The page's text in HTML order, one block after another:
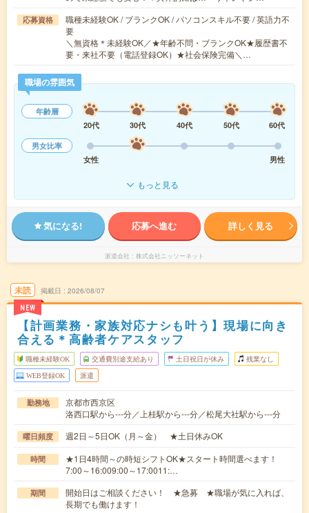
応募資格
職種未経験OK / ブランクOK / パソコンスキル不要 / 英語力不
要
＼無資格＊未経験OK／★年齢不問・ブランクOK★履歴書不
要・来社不要（電話登録OK）★社会保険完備＼…
職場の雰囲気
年齢層
20代
30代 40代 50代
60代
男女比率
女性
男性
もっと見る
気になる! 応募へ進む 詳しく見る
派遣会社 株式会社ニッソーネット
未読
NEW
掲載日 2026/08/07
【計画業務・家族対応ナシも叶う】現場に向き
合える＊高齢者ケアスタッフ
職種未経験OK 交通費別途支給あり 土日祝日が休み 残業なし
WEB登録OK 派遣
勤務地
京都市西京区
洛西口駅から---分／上桂駅から---分／松尾大社駅から---分
曜日頻度 週2日～5日OK（月～金） ★土日休みOK
時間
★1日4時間～の時短シフトOK★スタート時間選べます！
7:00～16:009:00～17:0011:…
期間
開始日はご相談ください！ ★急募 ★職場が気に入れば、
長期でも働けます！